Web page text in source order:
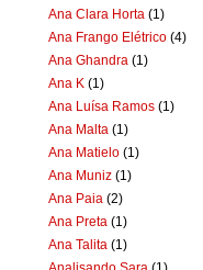
Ana Clara Horta (1)
Ana Frango Elétrico (4)
Ana Ghandra (1)
Ana K (1)
Ana Luísa Ramos (1)
Ana Malta (1)
Ana Matielo (1)
Ana Muniz (1)
Ana Paia (2)
Ana Preta (1)
Ana Talita (1)